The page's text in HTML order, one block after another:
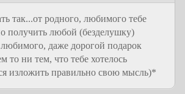
так...от родного, любимого тебе
получить любой (безделушку)
даже дорогой подарок
то ни тем, что тебе хотелось
изложить правильно свою мысль)*